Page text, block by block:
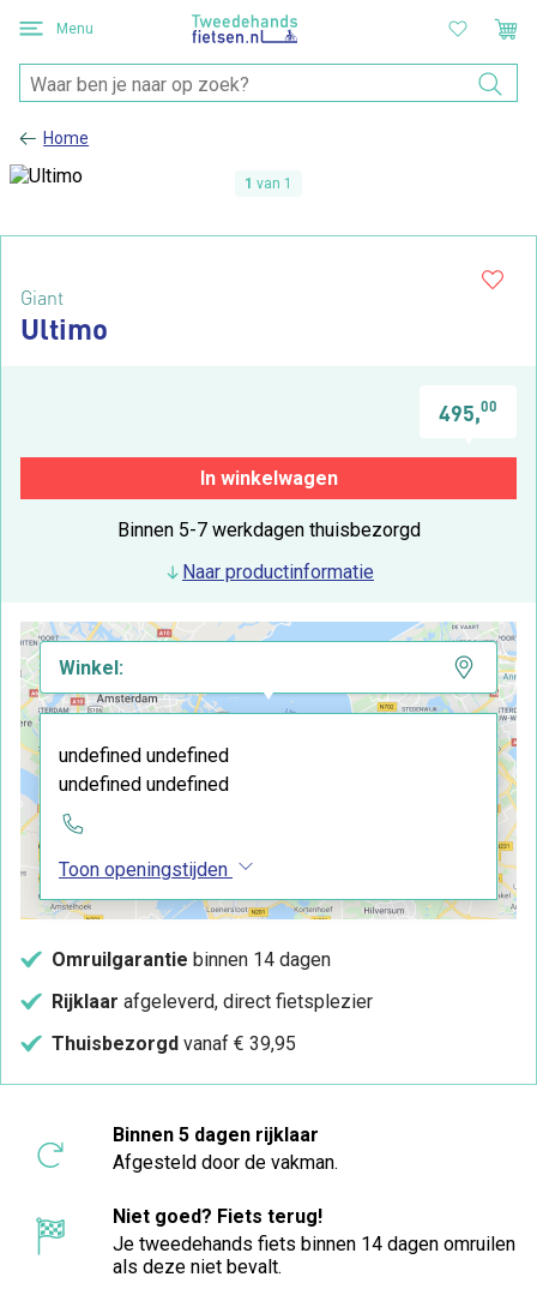
Menu
Home
1 van 1
Giant
Ultimo
495,00
In winkelwagen
Binnen 5-7 werkdagen thuisbezorgd
Naar productinformatie
Winkel:
undefined undefined
undefined undefined
Toon openingstijden
Omruilgarantie binnen 14 dagen
Rijklaar afgeleverd, direct fietsplezier
Thuisbezorgd vanaf € 39,95
Binnen 5 dagen rijklaar
Afgesteld door de vakman.
Niet goed? Fiets terug!
Je tweedehands fiets binnen 14 dagen omruilen
als deze niet bevalt.